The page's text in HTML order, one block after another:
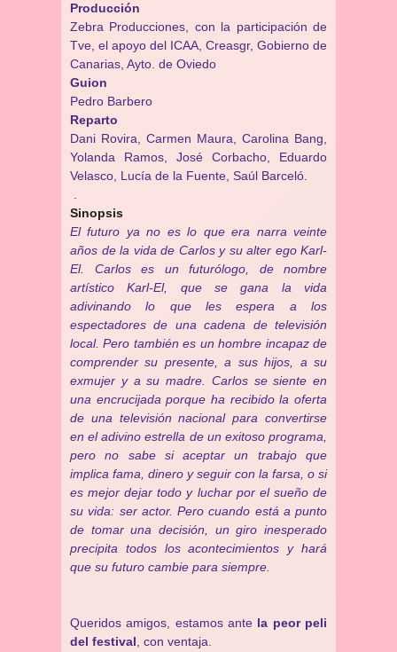
Producción
Zebra Producciones, con la participación de
Tve, el apoyo del ICAA, Creasgr, Gobierno de
Canarias, Ayto. de Oviedo
Guion
Pedro Barbero
Reparto
Dani Rovira, Carmen Maura, Carolina Bang,
Yolanda Ramos, José Corbacho, Eduardo
Velasco, Lucía de la Fuente, Saúl Barceló.
Sinopsis
El futuro ya no es lo que era narra veinte
años de la vida de Carlos y su alter ego Karl-
El. Carlos es un futurólogo, de nombre
artístico Karl-El, que se gana la vida
adivinando lo que les espera a los
espectadores de una cadena de televisión
local. Pero también es un hombre incapaz de
comprender su presente, a sus hijos, a su
exmujer y a su madre. Carlos se siente en
una encrucijada porque ha recibido la oferta
de una televisión nacional para convertirse
en el adivino estrella de un exitoso programa,
pero no sabe si aceptar un trabajo que
implica fama, dinero y seguir con la farsa, o si
es mejor dejar todo y luchar por el sueño de
su vida: ser actor. Pero cuando está a punto
de tomar una decisión, un giro inesperado
precipita todos los acontecimientos y hará
que su futuro cambie para siempre.
Queridos amigos, estamos ante la peor peli
del festival , con ventaja.